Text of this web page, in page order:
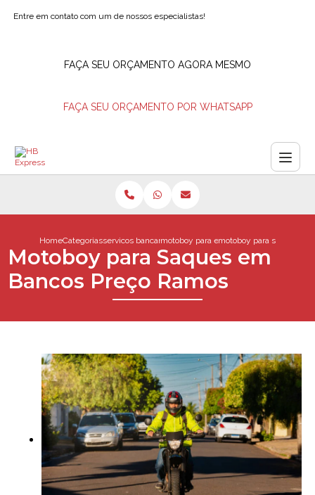
Entre em contato com um de nossos especialistas!
FAÇA SEU ORÇAMENTO AGORA MESMO
FAÇA SEU ORÇAMENTO POR WHATSAPP
HomeCategoriasservicos bancariosmotoboy para entrega de envelopes
motoboy para saques
Motoboy para Saques em
Bancos Preço Ramos